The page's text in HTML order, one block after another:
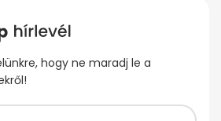
hogy ne maradj le a